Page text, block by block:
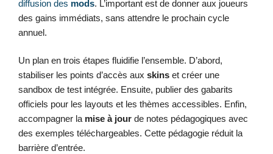
diffusion des mods. L’important est de donner aux joueurs
des gains immédiats, sans attendre le prochain cycle
annuel.
Un plan en trois étapes fluidifie l’ensemble. D’abord,
stabiliser les points d’accès aux skins et créer une
sandbox de test intégrée. Ensuite, publier des gabarits
officiels pour les layouts et les thèmes accessibles. Enfin,
accompagner la mise à jour de notes pédagogiques avec
des exemples téléchargeables. Cette pédagogie réduit la
barrière d’entrée.